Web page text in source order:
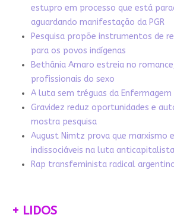
estupro em processo que está
aguardando manifestação da PGR
Pesquisa propõe instrumentos de
para os povos indígenas
Bethânia Amaro estreia no
profissionais do sexo
A luta sem tréguas da Enfermagem
Gravidez reduz oportunidades e
mostra pesquisa
August Nimtz prova que marxismo
indissociáveis na luta anticapitalista
Rap transfeminista radical argentino
+ LIDOS